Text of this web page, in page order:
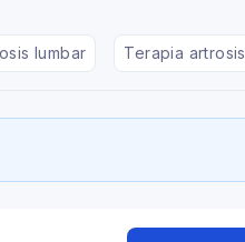
lumbar Terapia artrosis